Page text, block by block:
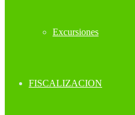
Excursiones
FISCALIZACION